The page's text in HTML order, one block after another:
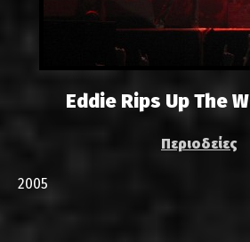
Eddie Rips Up The
Περιοδείες
2005